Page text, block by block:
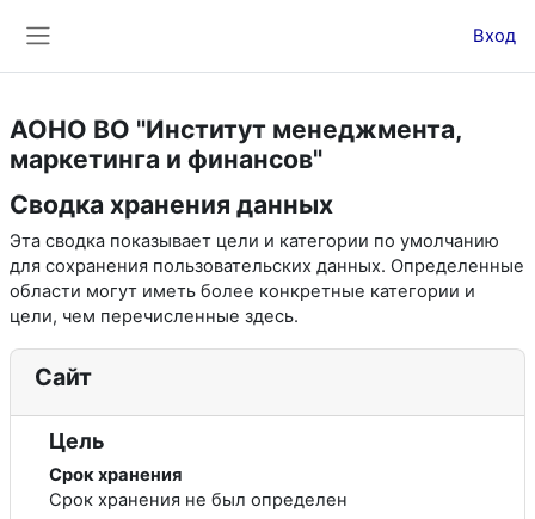
Вход
АОНО ВО "Институт менеджмента,
маркетинга и финансов"
Сводка хранения данных
Эта сводка показывает цели и категории по умолчанию
для сохранения пользовательских данных. Определенные
области могут иметь более конкретные категории и
цели, чем перечисленные здесь.
Сайт
Цель
Срок хранения
Срок хранения не был определен